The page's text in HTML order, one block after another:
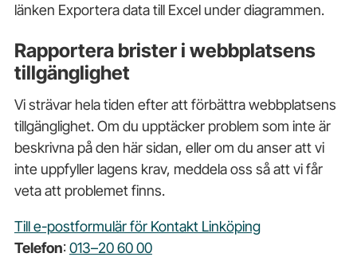
länken Exportera data till Excel under diagrammen.
Rapportera brister i webbplatsens
tillgänglighet
Vi strävar hela tiden efter att förbättra webbplatsens
tillgänglighet. Om du upptäcker problem som inte är
beskrivna på den här sidan, eller om du anser att vi
inte uppfyller lagens krav, meddela oss så att vi får
veta att problemet finns.
Till e-postformulär för Kontakt Linköping
Telefon:013–20 60 00